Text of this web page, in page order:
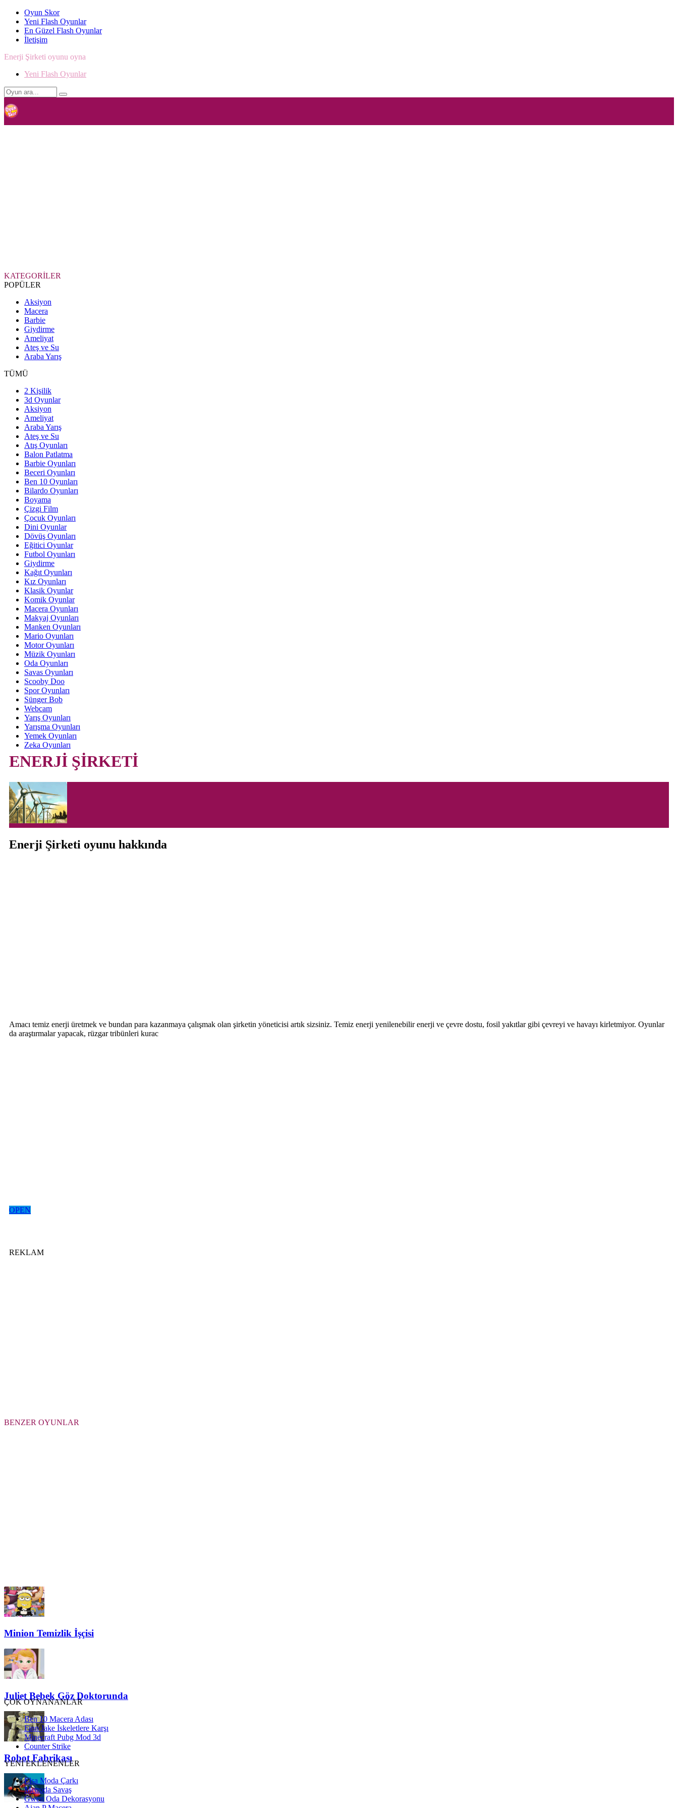
Oyun Skor
Yeni Flash Oyunlar
En Güzel Flash Oyunlar
İletişim
Enerji Şirketi oyunu oyna
Yeni Flash Oyunlar
KATEGORİLER
POPÜLER
Aksiyon
Macera
Barbie
Giydirme
Ameliyat
Ateş ve Su
Araba Yarış
TÜMÜ
2 Kişilik
3d Oyunlar
Aksiyon
Ameliyat
Araba Yarış
Ateş ve Su
Atış Oyunları
Balon Patlatma
Barbie Oyunları
Beceri Oyunları
Ben 10 Oyunları
Bilardo Oyunları
Boyama
Çizgi Film
Çocuk Oyunları
Dini Oyunlar
Dövüş Oyunları
Eğitici Oyunlar
Futbol Oyunları
Giydirme
Kağıt Oyunları
Kız Oyunları
Klasik Oyunlar
Komik Oyunlar
Macera Oyunları
Makyaj Oyunları
Manken Oyunları
Mario Oyunları
Motor Oyunları
Müzik Oyunları
Oda Oyunları
Savas Oyunları
Scooby Doo
Spor Oyunları
Sünger Bob
Webcam
Yarış Oyunları
Yarışma Oyunları
Yemek Oyunları
Zeka Oyunları
ENERJİ ŞİRKETİ
Enerji Şirketi oyunu hakkında
Amacı temiz enerji üretmek ve bundan para kazanmaya çalışmak olan şirketin yöneticisi artık sizsiniz. Temiz enerji yenilenebilir enerji ve çevre dostu, fosil yakıtlar gibi çevreyi ve havayı kirletmiyor. Oyunlar
da araştırmalar yapacak, rüzgar tribünleri kurac
OPEN
REKLAM
BENZER OYUNLAR
Minion Temizlik İşçisi
Juliet Bebek Göz Doktorunda
Robot Fabrikası
ÇOK OYNANANLAR
Ben 10 Macera Adası
Finn Jake İskeletlere Karşı
Minecraft Pubg Mod 3d
Counter Strike
YENİ EKLENENLER
Elsa Moda Çarkı
Metroda Savaş
Gwen Oda Dekorasyonu